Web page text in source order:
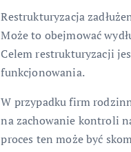
Restrukturyzacja
Może to obejmować
Celem restrukturyzacji
funkcjonowania.
W przypadku firm
na zachowanie kontroli
proces ten może być